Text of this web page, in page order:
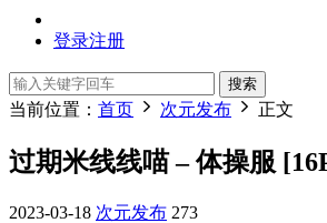
登录注册
搜索
当前位置： 首页 次元发布 正文
过期米线线喵 – 体操服
2023-03-18 次元发布 273